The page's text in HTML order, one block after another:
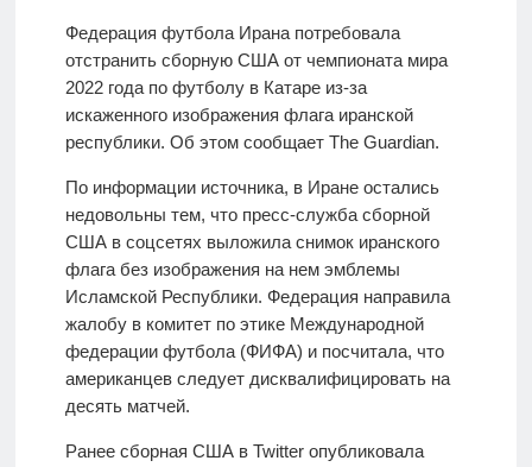
Федерация футбола Ирана потребовала
отстранить сборную США от чемпионата мира
2022 года по футболу в Катаре из-за
искаженного изображения флага иранской
республики. Об этом сообщает The Guardian.
По информации источника, в Иране остались
недовольны тем, что пресс-служба сборной
США в соцсетях выложила снимок иранского
флага без изображения на нем эмблемы
Исламской Республики. Федерация направила
жалобу в комитет по этике Международной
федерации футбола (ФИФА) и посчитала, что
американцев следует дисквалифицировать на
десять матчей.
Ранее сборная США в Twitter опубликовала